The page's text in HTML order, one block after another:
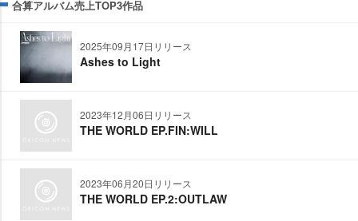
合算アルバム売上TOP3作品
2025年09月17日リリース
Ashes to Light
2023年12月06日リリース
THE WORLD EP.FIN:WILL
2023年06月20日リリース
THE WORLD EP.2:OUTLAW